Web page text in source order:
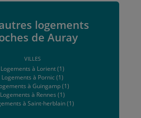
logements
de Auray
VILLES
Logements à Lorient (1)
Logements à Pornic (1)
à Guingamp (1)
Logements à Rennes (1)
à Saint-herblain (1)